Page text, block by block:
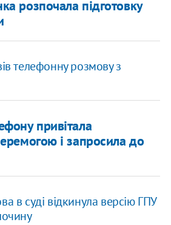
розпочала підготовку
телефонну розмову з
привітала
і запросила до
в суді відкинула версію ГПУ